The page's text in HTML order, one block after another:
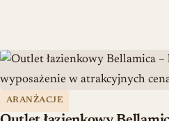
ARANŻACJE
Outlet łazienkowy Bellamica –